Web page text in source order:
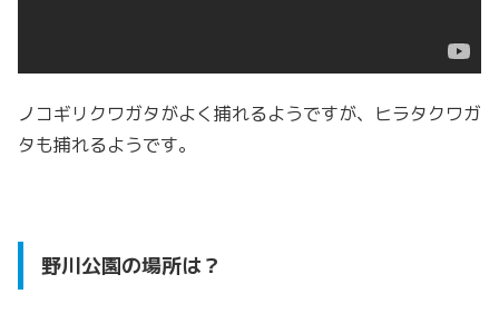
ノコギリクワガタがよく捕れるようですが、ヒラタクワガ
タも捕れるようです。
野川公園の場所は？